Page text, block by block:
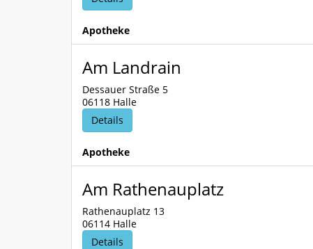
Apotheke
Am Landrain
Dessauer Straße 5
06118 Halle
Details
Apotheke
Am Rathenauplatz
Rathenauplatz 13
06114 Halle
Details